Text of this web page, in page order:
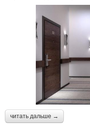
читать дальше →